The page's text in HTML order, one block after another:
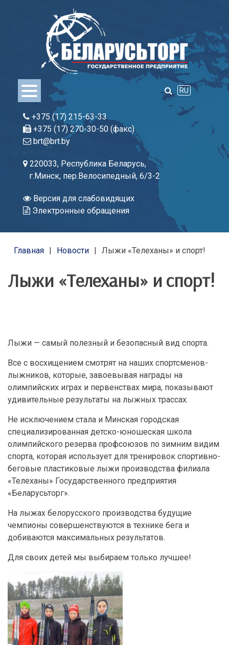
RU
+375 (17) 215-63-33
+375 (17) 270-30-50 (факс)
brt@brt.by
220033, Республика Беларусь,
г.Минск, пер.Велосипедный, 6/3-2
Версия для слабовидящих
Электронные обращения
Главная Новости Лыжи «Телеханы» и спорт!
Лыжи «Телеханы» и спорт!
Лыжи — самый полезный и безопасный вид спорта.
Все с восхищением смотрят на наших спортсменов-
лыжников, которые, завоевывая награды на
олимпийских играх и первенствах мира, показывают
удивительные результаты на лыжных трассах.
Не исключением стала и Минская городская
специализированная детско-юношеская школа
олимпийского резерва профсоюзов по зимним видим
спорта, которая использует для тренировок спортивно-
беговые пластиковые лыжи производства филиала
«Телеханы» Государственного предприятия
«Беларусьторг».
На лыжах белорусского производства будущие
чемпионы совершенствуются в технике бега и
добиваются максимальных результатов.
Для своих детей мы выбираем только лучшее!